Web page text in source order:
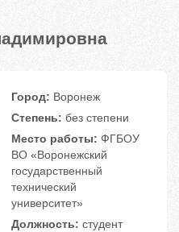
Город: Воронеж
Степень: без степени
Место работы: ФГБОУ
ВО «Воронежский
государственный
технический
университет»
Должность: студент